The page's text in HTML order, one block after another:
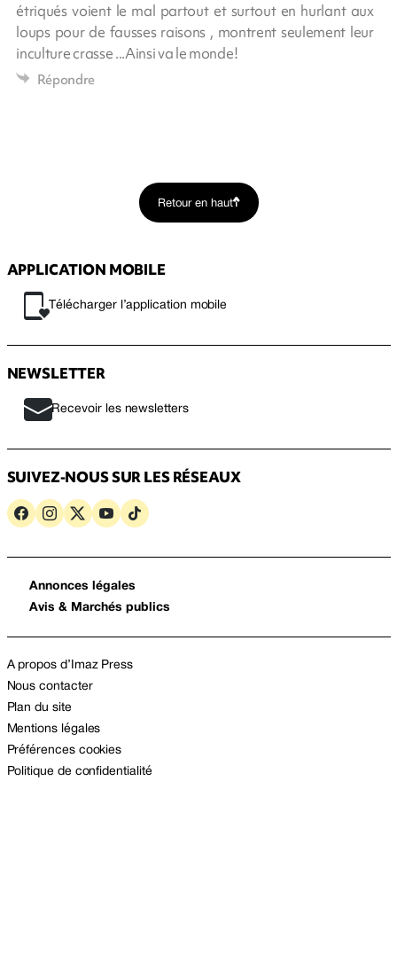
étriqués voient le mal partout et surtout en hurlant aux
loups pour de fausses raisons , montrent seulement leur
inculture crasse ...Ainsi va le monde!
Répondre
Retour en haut
APPLICATION MOBILE
Télécharger l’application mobile
NEWSLETTER
Recevoir les newsletters
SUIVEZ-NOUS SUR LES RÉSEAUX
Annonces légales
Avis & Marchés publics
A propos d’Imaz Press
Nous contacter
Plan du site
Mentions légales
Préférences cookies
Politique de confidentialité